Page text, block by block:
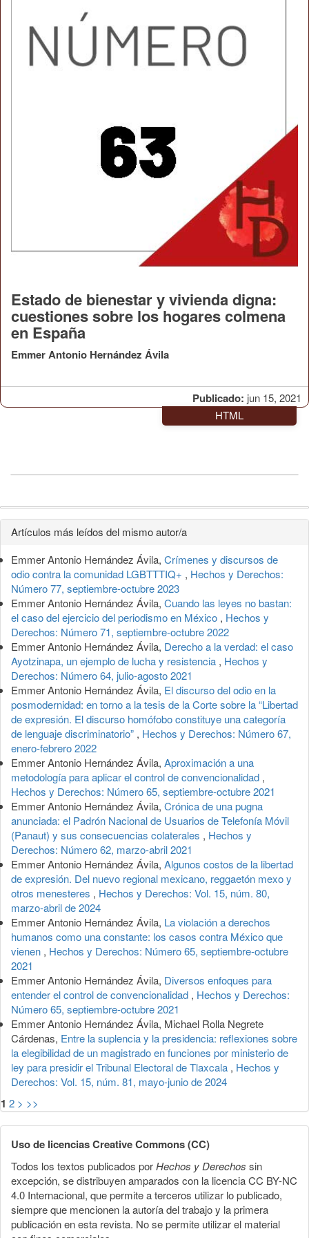
Publicado: jun 15, 2021
Estado de bienestar y vivienda digna:
cuestiones sobre los hogares colmena
en España
Emmer Antonio Hernández Ávila
HTML
Detalles
del
artículo
Artículos más leídos del mismo autor/a
Emmer Antonio Hernández Ávila, Crímenes y discursos de
odio contra la comunidad LGBTTTIQ+ , Hechos y Derechos:
Número 77, septiembre-octubre 2023
Emmer Antonio Hernández Ávila, Cuando las leyes no bastan:
el caso del ejercicio del periodismo en México , Hechos y
Derechos: Número 71, septiembre-octubre 2022
Emmer Antonio Hernández Ávila, Derecho a la verdad: el caso
Ayotzinapa, un ejemplo de lucha y resistencia , Hechos y
Derechos: Número 64, julio-agosto 2021
Emmer Antonio Hernández Ávila, El discurso del odio en la
posmodernidad: en torno a la tesis de la Corte sobre la “Libertad
de expresión. El discurso homófobo constituye una categoría
de lenguaje discriminatorio” , Hechos y Derechos: Número 67,
enero-febrero 2022
Emmer Antonio Hernández Ávila, Aproximación a una
metodología para aplicar el control de convencionalidad ,
Hechos y Derechos: Número 65, septiembre-octubre 2021
Emmer Antonio Hernández Ávila, Crónica de una pugna
anunciada: el Padrón Nacional de Usuarios de Telefonía Móvil
(Panaut) y sus consecuencias colaterales , Hechos y
Derechos: Número 62, marzo-abril 2021
Emmer Antonio Hernández Ávila, Algunos costos de la libertad
de expresión. Del nuevo regional mexicano, reggaetón mexo y
otros menesteres , Hechos y Derechos: Vol. 15, núm. 80,
marzo-abril de 2024
Emmer Antonio Hernández Ávila, La violación a derechos
humanos como una constante: los casos contra México que
vienen , Hechos y Derechos: Número 65, septiembre-octubre
2021
Emmer Antonio Hernández Ávila, Diversos enfoques para
entender el control de convencionalidad , Hechos y Derechos:
Número 65, septiembre-octubre 2021
Emmer Antonio Hernández Ávila, Michael Rolla Negrete
Cárdenas, Entre la suplencia y la presidencia: reflexiones sobre
la elegibilidad de un magistrado en funciones por ministerio de
ley para presidir el Tribunal Electoral de Tlaxcala , Hechos y
Derechos: Vol. 15, núm. 81, mayo-junio de 2024
1 2 > >>
Uso de licencias Creative Commons (CC)
Todos los textos publicados porHechos y Derechos sin
excepción, se distribuyen amparados con la licencia CC BY-NC
4.0 Internacional, que permite a terceros utilizar lo publicado,
siempre que mencionen la autoría del trabajo y la primera
publicación en esta revista. No se permite utilizar el material